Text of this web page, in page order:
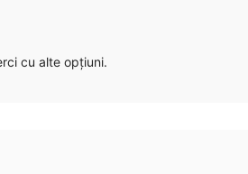
cu alte opțiuni.